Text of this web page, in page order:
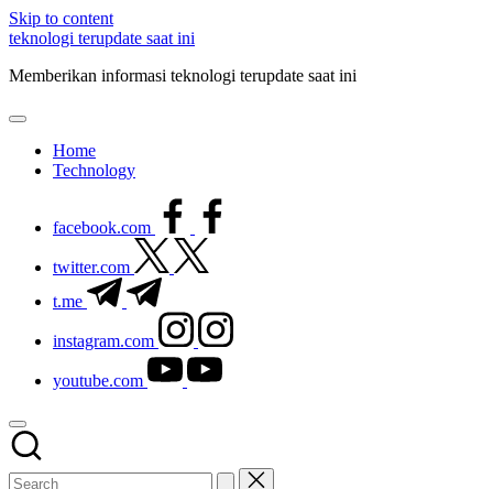
Skip to content
teknologi terupdate saat ini
Memberikan informasi teknologi terupdate saat ini
Home
Technology
facebook.com
twitter.com
t.me
instagram.com
youtube.com